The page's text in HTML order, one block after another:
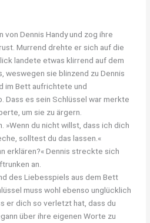
von Dennis Handy und zog ihre
Murrend drehte er sich auf die
landete etwas klirrend auf dem
weswegen sie blinzend zu Dennis
im Bett aufrichtete und
Dass es sein Schlüssel war merkte
um sie zu ärgern.
»Wenn du nicht willst, dass ich dich
solltest du das lassen.«
erklären?« Dennis streckte sich
an.
des Liebesspiels aus dem Bett
muss wohl ebenso unglücklich
er dich so verletzt hat, dass du
über ihre eigenen Worte zu